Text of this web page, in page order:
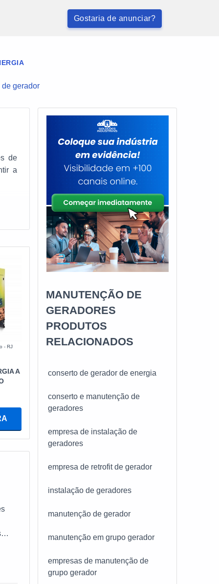
Gostaria de anunciar?
de gerador
um
- RJ
A
MANUTENÇÃO DE
GERADORES
PRODUTOS
RELACIONADOS
conserto de gerador de energia
conserto e manutenção de
geradores
empresa de instalação de
geradores
empresa de retrofit de gerador
instalação de geradores
manutenção de gerador
manutenção em grupo gerador
empresas de manutenção de
grupo gerador